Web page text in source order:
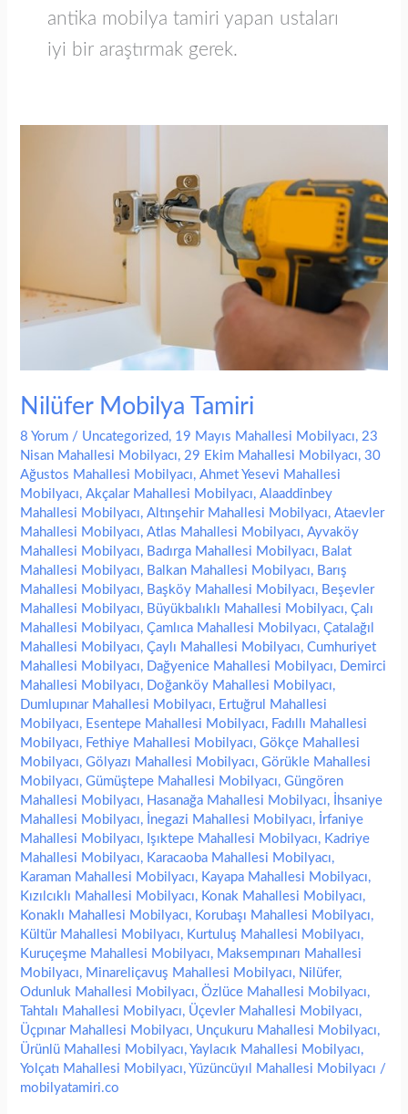
antika mobilya tamiri yapan ustaları
iyi bir araştırmak gerek.
Nilüfer Mobilya Tamiri
8 Yorum / Uncategorized, 19 Mayıs Mahallesi Mobilyacı,23
Nisan Mahallesi Mobilyacı,29 Ekim Mahallesi Mobilyacı,30
Ağustos Mahallesi Mobilyacı,Ahmet Yesevi Mahallesi
Mobilyacı,Akçalar Mahallesi Mobilyacı,Alaaddinbey
Mahallesi Mobilyacı,Altınşehir Mahallesi Mobilyacı,Ataevler
Mahallesi Mobilyacı,Atlas Mahallesi Mobilyacı,Ayvaköy
Mahallesi Mobilyacı, Badırga Mahallesi Mobilyacı, Balat
Mahallesi Mobilyacı, Balkan Mahallesi Mobilyacı, Barış
Mahallesi Mobilyacı, Başköy Mahallesi Mobilyacı, Beşevler
Mahallesi Mobilyacı, Büyükbalıklı Mahallesi Mobilyacı,Çalı
Mahallesi Mobilyacı,Çamlıca Mahallesi Mobilyacı,Çatalağıl
Mahallesi Mobilyacı,Çaylı Mahallesi Mobilyacı,Cumhuriyet
Mahallesi Mobilyacı, Dağyenice Mahallesi Mobilyacı, Demirci
Mahallesi Mobilyacı, Doğanköy Mahallesi Mobilyacı,
Dumlupınar Mahallesi Mobilyacı, Ertuğrul Mahallesi
Mobilyacı, Esentepe Mahallesi Mobilyacı, Fadıllı Mahallesi
Mobilyacı, Fethiye Mahallesi Mobilyacı,Gökçe Mahallesi
Mobilyacı,Gölyazı Mahallesi Mobilyacı,Görükle Mahallesi
Mobilyacı,Gümüştepe Mahallesi Mobilyacı,Güngören
Mahallesi Mobilyacı, Hasanağa Mahallesi Mobilyacı,
İhsaniye
Mahallesi Mobilyacı, İnegazi Mahallesi Mobilyacı, İrfaniye
Mahallesi Mobilyacı, Işıktepe Mahallesi Mobilyacı, Kadriye
Mahallesi Mobilyacı, Karacaoba Mahallesi Mobilyacı,
Karaman Mahallesi Mobilyacı, Kayapa Mahallesi Mobilyacı,
Kızılcıklı Mahallesi Mobilyacı, Konak Mahallesi Mobilyacı,
Konaklı Mahallesi Mobilyacı, Korubaşı Mahallesi Mobilyacı,
Kültür Mahallesi Mobilyacı, Kurtuluş Mahallesi Mobilyacı,
Kuruçeşme Mahallesi Mobilyacı, Maksempınarı Mahallesi
Mobilyacı, Minareliçavuş Mahallesi Mobilyacı, Nilüfer,
Odunluk Mahallesi Mobilyacı,Özlüce Mahallesi Mobilyacı,
Tahtalı Mahallesi Mobilyacı, Üçevler Mahallesi Mobilyacı,
Üçpınar Mahallesi Mobilyacı, Unçukuru Mahallesi Mobilyacı,
Ürünlü Mahallesi Mobilyacı,Yaylacık Mahallesi Mobilyacı,
Yolçatı Mahallesi Mobilyacı,Yüzüncüyıl Mahallesi Mobilyacı /
mobilyatamiri.co